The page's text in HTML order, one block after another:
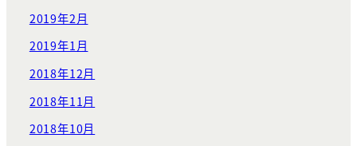
2019年2月
2019年1月
2018年12月
2018年11月
2018年10月